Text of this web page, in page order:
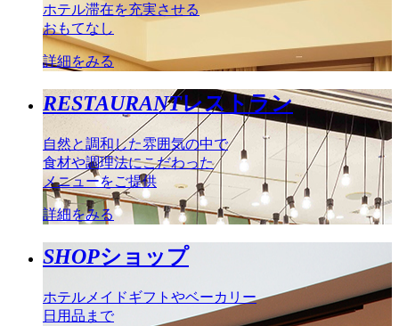
ホテル滞在を充実させる
おもてなし
詳細をみる
RESTAURANTレストラン
自然と調和した雰囲気の中で
食材や調理法にこだわった
メニューをご提供
詳細をみる
SHOPショップ
ホテルメイドギフトやベーカリー
日用品まで